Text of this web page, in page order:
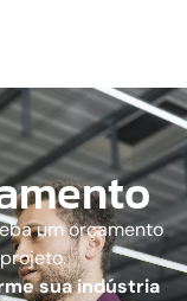
um orçamento
sua indústria